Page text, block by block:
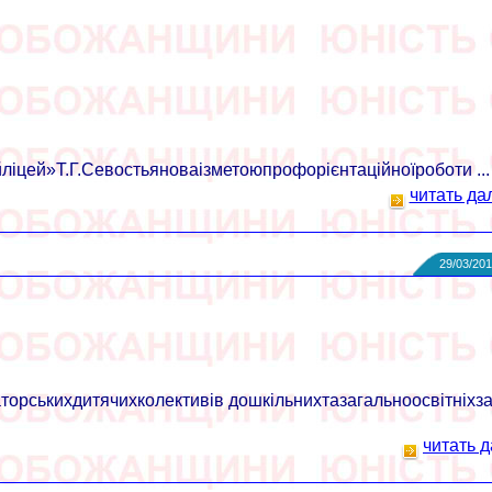
...
читать
29/03/
читать